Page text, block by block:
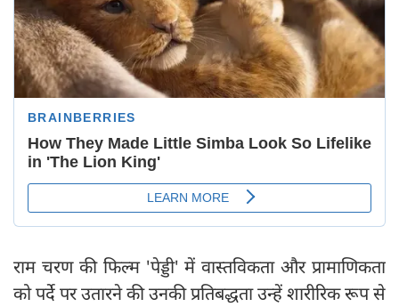
राम चरण की फिल्म 'पेड्डी' में वास्तविकता और प्रामाणिकता
को पर्दे पर उतारने की उनकी प्रतिबद्धता उन्हें शारीरिक रूप से